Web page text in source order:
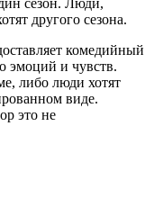
другого сезона.
комедийный
эмоций и чувств.
либо люди хотят
виде.
это не